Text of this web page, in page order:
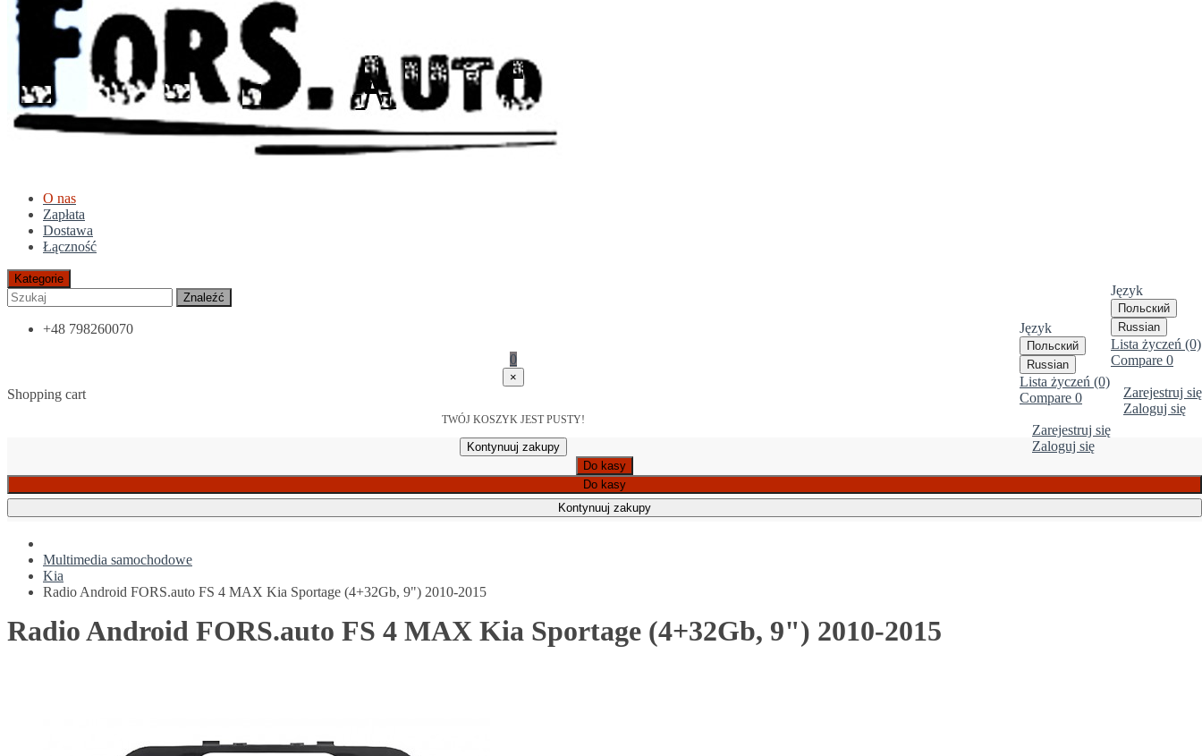
O nas
Zapłata
Dostawa
Łączność
Język
Польский
Russian
Lista życzeń (0)
Compare 0
Zarejestruj się
Zaloguj się
Kategorie
Znaleźć
Język
Польский
Russian
Lista życzeń (0)
Compare 0
Zarejestruj się
Zaloguj się
+48 798260070
0
×
Shopping cart
TWÓJ KOSZYK JEST PUSTY!
Kontynuuj zakupy
Do kasy
Do kasy
Kontynuuj zakupy
Multimedia samochodowe
Kia
Radio Android FORS.auto FS 4 MAX Kia Sportage (4+32Gb, 9") 2010-2015
Radio Android FORS.auto FS 4 MAX Kia Sportage (4+32Gb, 9") 2010-2015